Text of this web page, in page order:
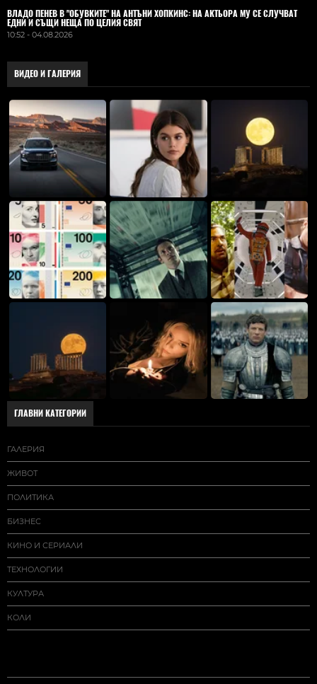
ВЛАДO ПЕНЕВ В "ОБУВКИТЕ" НА АНТЪНИ ХОПКИНС: НА АКТЬОРА МУ СЕ СЛУЧВАТ
ЕДНИ И СЪЩИ НЕЩА ПО ЦЕЛИЯ СВЯТ
10:52 - 04.08.2026
ВИДЕО И ГАЛЕРИЯ
ГЛАВНИ КАТЕГОРИИ
ГАЛЕРИЯ
ЖИВОТ
ПОЛИТИКА
БИЗНЕС
КИНО И СЕРИАЛИ
ТЕХНОЛОГИИ
КУЛТУРА
КОЛИ